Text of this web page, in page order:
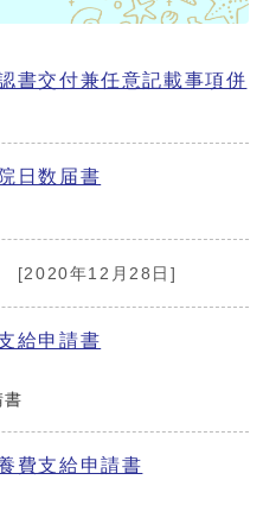
書交付兼任意記載事項併
日数届書
[2020年12月28日]
給申請書
書
費支給申請書